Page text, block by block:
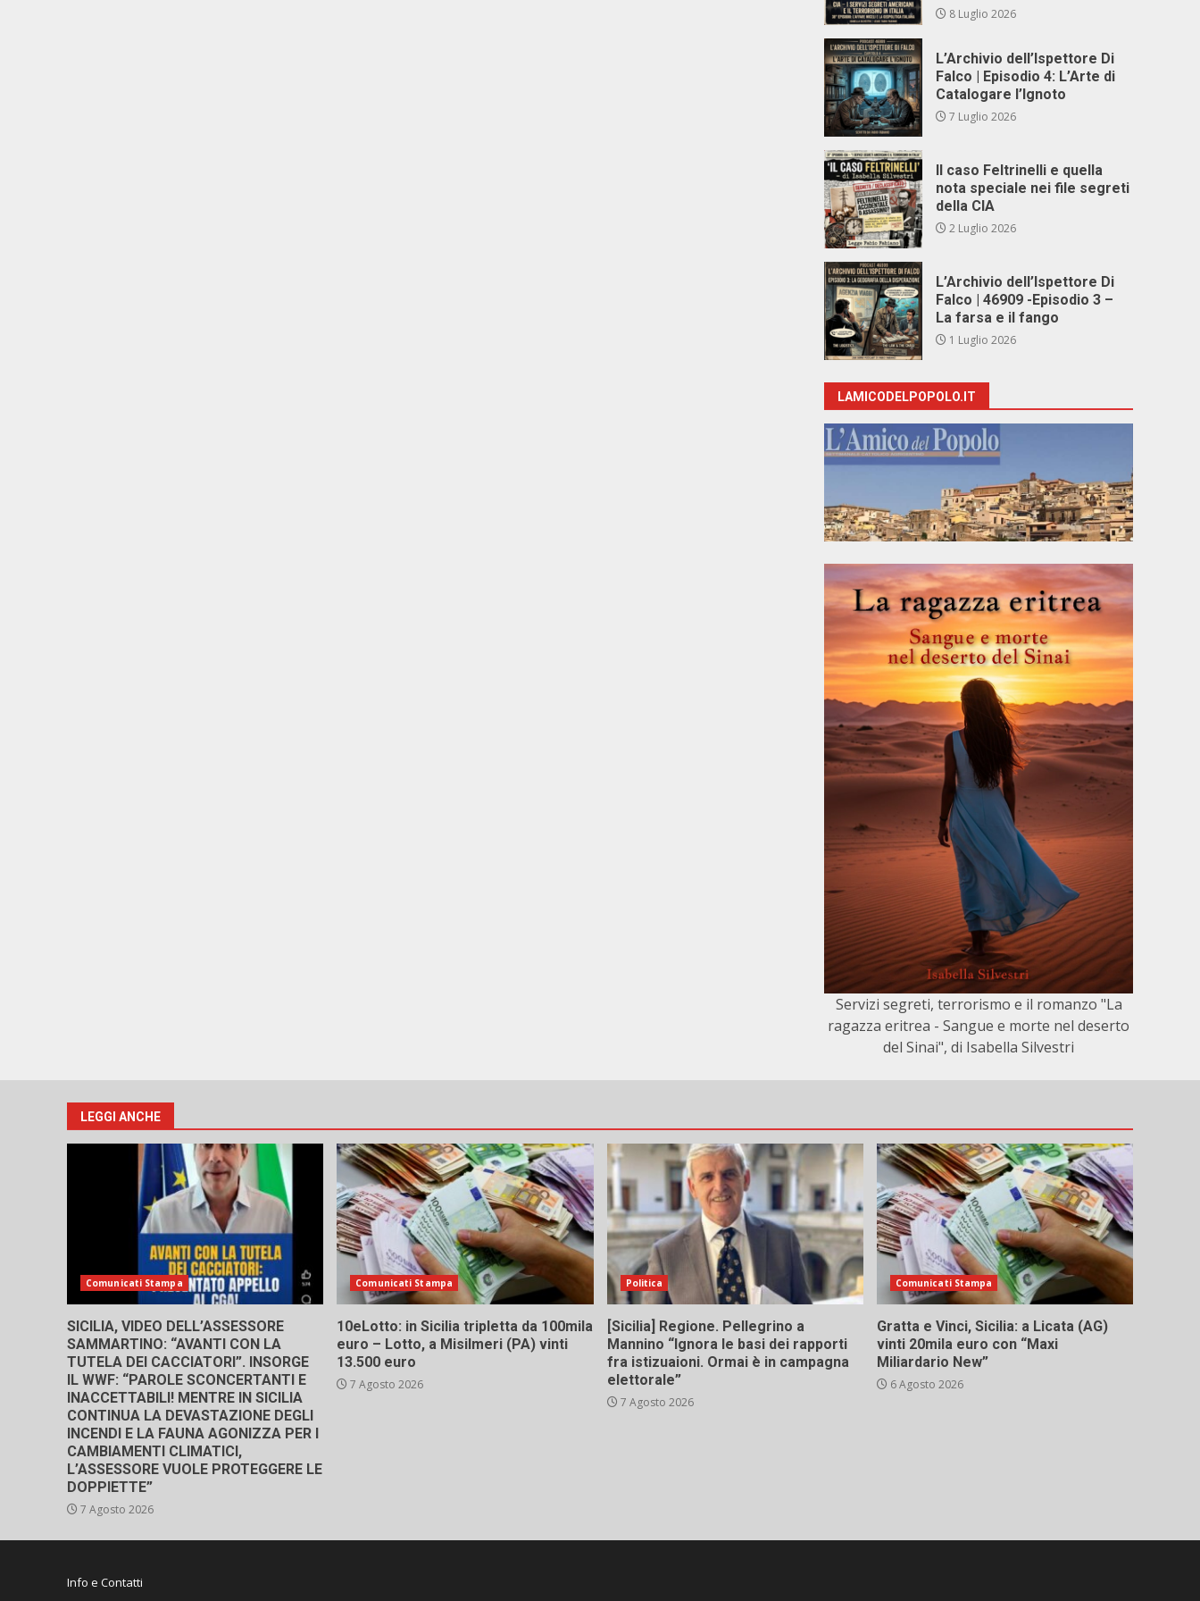
8 Luglio 2026
L’Archivio dell’Ispettore Di
Falco | Episodio 4: L’Arte di
Catalogare l’Ignoto
7 Luglio 2026
Il caso Feltrinelli e quella
nota speciale nei file segreti
della CIA
2 Luglio 2026
L’Archivio dell’Ispettore Di
Falco | 46909 -Episodio 3 –
La farsa e il fango
1 Luglio 2026
LAMICODELPOPOLO.IT
Servizi segreti, terrorismo e il romanzo "La
ragazza eritrea - Sangue e morte nel deserto
del Sinai", di Isabella Silvestri
LEGGI ANCHE
Comunicati Stampa
SICILIA, VIDEO DELL’ASSESSORE
SAMMARTINO: “AVANTI CON LA
TUTELA DEI CACCIATORI”. INSORGE
IL WWF: “PAROLE SCONCERTANTI E
INACCETTABILI! MENTRE IN SICILIA
CONTINUA LA DEVASTAZIONE DEGLI
INCENDI E LA FAUNA AGONIZZA PER I
CAMBIAMENTI CLIMATICI,
L’ASSESSORE VUOLE PROTEGGERE LE
DOPPIETTE”
7 Agosto 2026
Comunicati Stampa
10eLotto: in Sicilia tripletta da 100mila
euro – Lotto, a Misilmeri (PA) vinti
13.500 euro
7 Agosto 2026
Politica
[Sicilia] Regione. Pellegrino a
Mannino “Ignora le basi dei rapporti
fra istizuaioni. Ormai è in campagna
elettorale”
7 Agosto 2026
Comunicati Stampa
Gratta e Vinci, Sicilia: a Licata (AG)
vinti 20mila euro con “Maxi
Miliardario New”
6 Agosto 2026
Info e Contatti